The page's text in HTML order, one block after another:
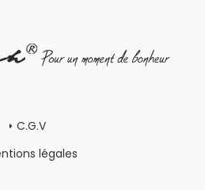
C.G.V
légales